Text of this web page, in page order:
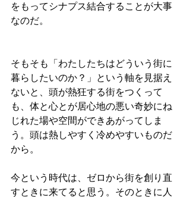
をもってシナプス結合することが大事
なのだ。
そもそも「わたしたちはどういう街に
暮らしたいのか？」という軸を見据え
ないと、頭が熱狂する街をつくって
も、体と心とが居心地の悪い奇妙にね
じれた場や空間ができあがってしま
う。頭は熱しやすく冷めやすいものだ
から。
今という時代は、ゼロから街を創り直
すときに来てると思う。そのときに人